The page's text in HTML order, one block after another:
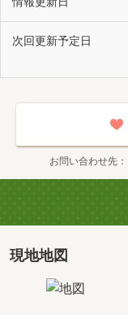
次回更新予定日
お問い合わせ先
現地地図